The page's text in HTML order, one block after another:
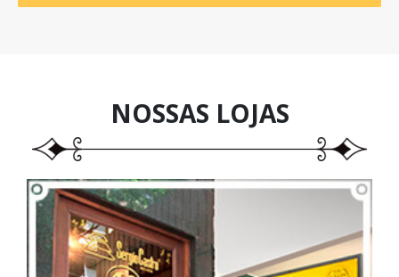
NOSSAS LOJAS